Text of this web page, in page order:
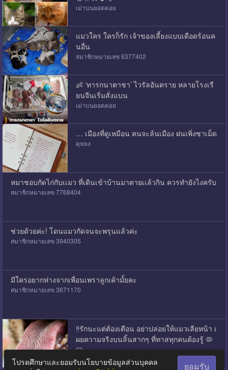
เม่าบนยอดดอย
แมวใคร ใครก็รัก เจ้าของเลี้ยงแบบเดือดร้อนค
นอื่น
สมาชิกหมายเลข 6377402
👶​ ‘ทารกนาตาชา’ ไวรัลอันตราย หลายโรงเรี
ยนจีนเริ่มสั่งแบน
เม่าบนยอดดอย
… เมืองที่ดูเหมือน คนจะล้นเมือง ฝนเพิ่งซาเม็ด
ดุหยง
หมาชอบกัดไก่กับเเมว ที่เดินเข้าบ้านมาตายเเล้วกิน ควรทำยังไงครับ
สมาชิกหมายเลข 7768404
ช่วยด้วยค่ะ! โดนแมวกัดจนจะพรุนแล้วค่ะ
สมาชิกหมายเลข 3940305
มีใครอยากห่างจากเพื่อนเพราลูกเค้ามั้ยคะ
สมาชิกหมายเลข 3671170
‼️รักนะแต่ต้องเตือน อย่าปล่อยให้แมวเลียหน้า เ
ผยความจริงบนลิ้นสากๆ ที่ทาสทุกคนต้องรู้ 🦠
🐱
BallballtheBoy01
โปรดศึกษาและยอมรับนโยบายข้อมูลส่วนบุคคล
ยอมรับ